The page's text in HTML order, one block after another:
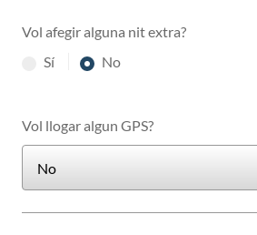
Vol afegir alguna nit extra?
Sí
No
Vol llogar algun GPS?